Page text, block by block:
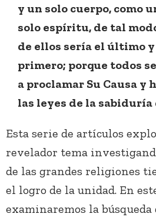
y un solo cuerpo, como
solo espíritu, de tal
de ellos sería el último
primero; porque todos
a proclamar Su Causa y
las leyes de la
Esta serie de artículos
revelador tema
de las grandes religiones
el logro de la unidad. En
examinaremos la búsqueda